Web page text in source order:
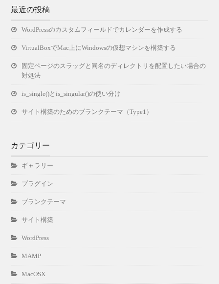
最近の投稿
WordPressのカスタムフィールドでカレンダーを作成する
VirtualBoxでMac上にWindowsの仮想マシンを構築する
固定ページのスラッグと同名のディレクトリを配置したい場合の
対処法
is_single()とis_singular()の使い分け
サイト構築のためのブランクテーマ（Type1）
カテゴリー
ギャラリー
プラグイン
ブランクテーマ
サイト構築
WordPress
MAMP
MacOSX